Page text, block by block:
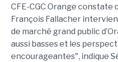
CFE-CGC Orange constate
François Fallacher
de marché grand public
aussi basses et les
encourageantes", indique